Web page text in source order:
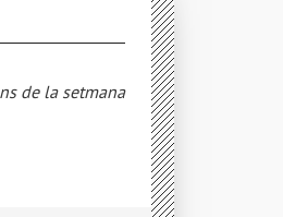
de la setmana